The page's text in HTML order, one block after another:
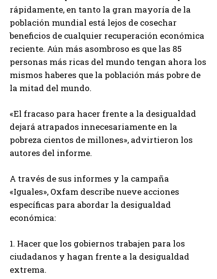
rápidamente, en tanto la gran mayoría de la
población mundial está lejos de cosechar
beneficios de cualquier recuperación económica
reciente. Aún más asombroso es que las 85
personas más ricas del mundo tengan ahora los
mismos haberes que la población más pobre de
la mitad del mundo.
«El fracaso para hacer frente a la desigualdad
dejará atrapados innecesariamente en la
pobreza cientos de millones», advirtieron los
autores del informe.
A través de sus informes y la campaña
«Iguales», Oxfam describe nueve acciones
específicas para abordar la desigualdad
económica:
1. Hacer que los gobiernos trabajen para los
ciudadanos y hagan frente a la desigualdad
extrema.